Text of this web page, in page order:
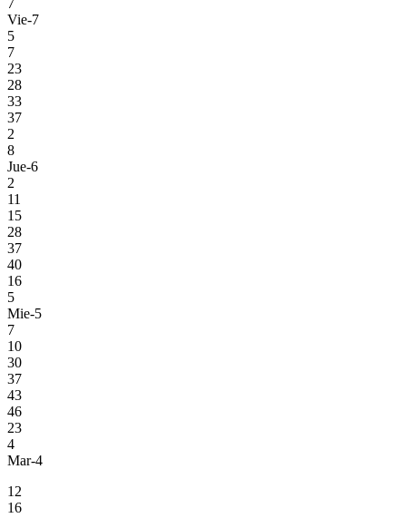
Vie-7
5
7
23
28
33
37
2
8
Jue-6
2
11
15
28
37
40
16
5
Mie-5
7
10
30
37
43
46
23
4
Mar-4
12
16